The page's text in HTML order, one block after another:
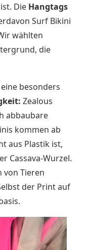
Die Hangtags
Surf Bikini
wählten
die
besonders
Zealous
abbaubare
kommen ab
aus Plastik ist,
Cassava-Wurzel.
von Tieren
der Print auf